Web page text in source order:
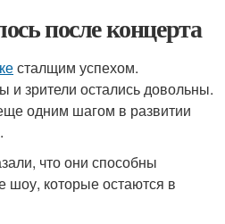
после концерта
сталщим успехом.
и зрители остались довольны.
одним шагом в развитии
что они способны
шоу, которые остаются в